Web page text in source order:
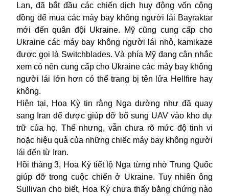
Lan, đã bắt đầu các chiến dịch huy động vốn cộng
đồng để mua các máy bay không người lái Bayraktar
mới đến quân đội Ukraine. Mỹcũng cung cấp cho
Ukraine các máy bay không người lái nhỏ, kamikaze
được gọi là Switchblades. Và phía Mỹ đang cân nhắc
xem có nên cung cấp cho Ukraine các máy bay không
người lái lớn hơn có thể trang bị tên lửa Hellfire hay
không.
Hiện tại, Hoa Kỳ tin rằng Nga dường như đã quay
sang Iran để được giúp đỡ bổ sung UAV vào kho dự
trữ của họ. Thếnhưng, vẫn chưa rõ mức độ tinh vi
hoặc hiệu quả của những chiếc máy bay không người
lái đến từ Iran.
Hồi tháng 3, Hoa Kỳ tiết lộ Nga từng nhờ Trung Quốc
giúp đỡ trong cuộc chiến ở Ukraine. Tuy nhiên ông
Sullivan cho biết, Hoa Kỳ chưa thấy bằng chứng nào